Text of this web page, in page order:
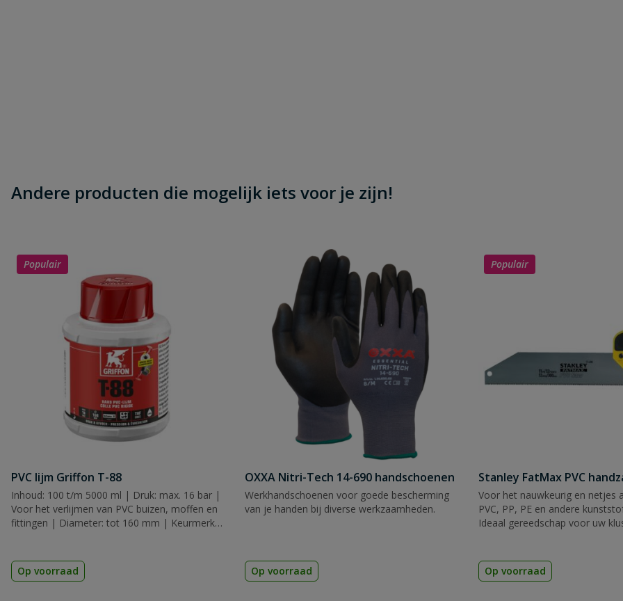
Andere producten die mogelijk iets voor je zijn!
Populair
PVC lijm Griffon T-88
Inhoud: 100 t/m 5000 ml | Druk: max. 16 bar |
Voor het verlijmen van PVC buizen, moffen en
fittingen | Diameter: tot 160 mm | Keurmerk:
Op voorraad
OXXA Nitri-Tech 14-690 handschoenen
Werkhandschoenen voor goede bescherming
van je handen bij diverse werkzaamheden.
Op voorraad
Populair
Stanley FatMax PVC
Voor het nauwkeurig en netjes
PVC, PP, PE en andere
Ideaal gereedschap voor uw
Op voorraad